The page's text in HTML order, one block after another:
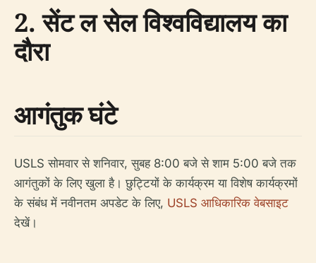
2. सेंट ल सेल विश्वविद्यालय का
दौरा
आगंतुक घंटे
USLS सोमवार से शनिवार, सुबह 8:00 बजे से शाम 5:00 बजे तक
आगंतुकों के लिए खुला है। छुट्टियों के कार्यक्रम या विशेष कार्यक्रमों
के संबंध में नवीनतम अपडेट के लिए, USLS आधिकारिक वेबसाइट
देखें।